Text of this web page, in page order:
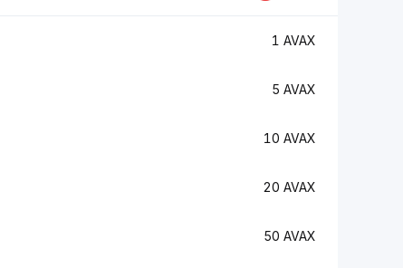
1 AVAX
5 AVAX
10 AVAX
20 AVAX
50 AVAX